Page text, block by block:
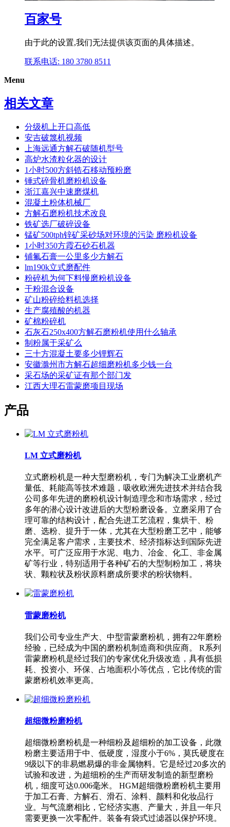
百家号
由于此的设置,我们无法提供该页面的具体描述。
联系电话: 180 3780 8511
Menu
相关文章
分级机上开口高低
安吉破篾机视频
上海远通方解石破随机型号
高炉水渣粒化器的设计
1小时500方斜锆石移动预粉磨
锤式碎骨机磨粉机设备
浙江嘉兴中速磨煤机
混凝土粉体机械厂
方解石磨粉机技术改良
铁矿选厂破碎设备
锰矿500tph锌矿采砂场对环境的污染 磨粉机设备
1小时350方霞石砂石机器
铺氟石膏一公里多少方解石
lm190k立式磨配件
粉碎机为何下料慢磨粉机设备
干粉混合设备
矿山粉碎给料机选择
生产腐殖酸的机器
矿棉粉碎机
石灰石250x400方解石磨粉机使用什么轴承
制粉属于采矿么
三十方混凝土要多少锂辉石
安徽滁州市方解石超细磨粉机多少钱一台
采石场的采矿证有那个部门发
江西大理石雷蒙磨项目现场
产品
LM 立式磨粉机
立式磨粉机是一种大型磨粉机，专门为解决工业磨机产
量低、耗能高等技术难题，吸收欧洲先进技术并结合我
公司多年先进的磨粉机设计制造理念和市场需求，经过
多年的潜心设计改进后的大型粉磨设备。立磨采用了合
理可靠的结构设计，配合先进工艺流程，集烘干、粉
磨、选粉、提升于一体，尤其在大型粉磨工艺中，能够
完全满足客户需求，主要技术、经济指标达到国际先进
水平。可广泛应用于水泥、电力、冶金、化工、非金属
矿等行业，特别适用于各种矿石的大型制粉加工，将块
状、颗粒状及粉状原料磨成所要求的粉状物料。
雷蒙磨粉机
我们公司专业生产大、中型雷蒙磨粉机，拥有22年磨粉
经验，已经成为中国的磨粉机制造商和供应商。 R系列
雷蒙磨粉机是经过我们的专家优化升级改造，具有低损
耗、投资小、环保、占地面积小等优点，它比传统的雷
蒙磨粉机效率更高。
超细微粉磨粉机
超细微粉磨粉机是一种细粉及超细粉的加工设备，此微
粉磨主要适用于中、低硬度，湿度小于6%，莫氏硬度在
9级以下的非易燃易爆的非金属物料。它是经过20多次的
试验和改进，为超细粉的生产而研发制造的新型磨粉
机，细度可达0.006毫米。 HGM超细微粉磨粉机主要用
于加工石膏、方解石、滑石、涂料、颜料和化妆品行
业。与气流磨相比，它经济实惠、产量大，并且一年只
需要更换一次零配件。装备有袋式过滤器以保护环境。